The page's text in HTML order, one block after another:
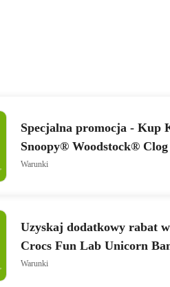
Specjalna promocja - Kup
Snoopy® Woodstock®
Warunki
Uzyskaj dodatkowy rabat
Crocs Fun Lab Unicorn
Warunki